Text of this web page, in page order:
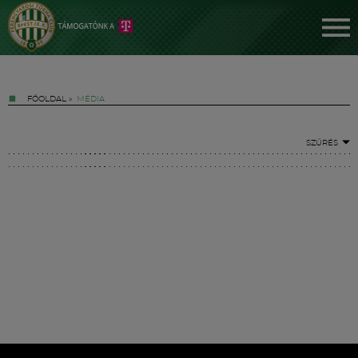
FŐOLDAL » MÉDIA
SZŰRÉS